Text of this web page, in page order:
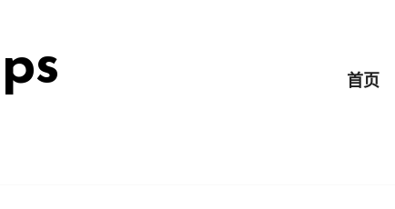
首页